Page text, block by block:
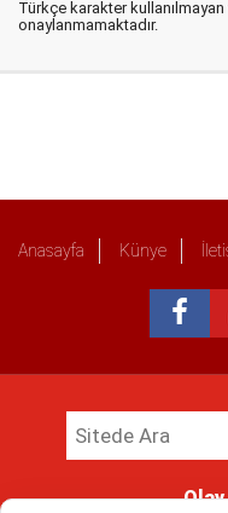
Türkçe karakter
onaylanmamaktadır.
Anasayfa Künye